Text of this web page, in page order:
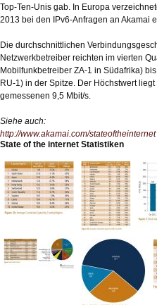
Top-Ten-Unis gab. In Europa
2013 bei den IPv6-Anfragen an Akamai
Die durchschnittlichen
Netzwerkbetreiber reichten im vierten
Mobilfunkbetreiber ZA-1 in Südafrika)
RU-1) in der Spitze. Der Höchstwert
gemessenen 9,5 Mbit/s.
Siehe auch:
http://www.akamai.com/stateoftheinternet
State of the internet Statistiken